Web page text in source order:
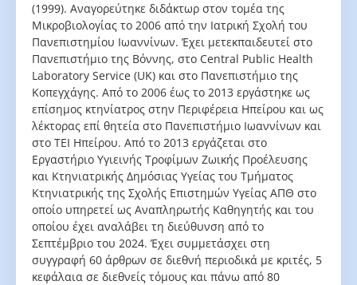
(1999). Αναγορεύτηκε διδάκτωρ στον τομέα της
Μικροβιολογίας το 2006 από την Ιατρική Σχολή του
Πανεπιστημίου Ιωαννίνων. Έχει μετεκπαιδευτεί στο
Πανεπιστήμιο της Βόννης, στο Central Public Health
Laboratory Service (UK) και στο Πανεπιστήμιο της
Κοπεγχάγης. Από το 2006 έως το 2013 εργάστηκε ως
επίσημος κτηνίατρος στην Περιφέρεια Ηπείρου και ως
λέκτορας επί θητεία στο Πανεπιστήμιο Ιωαννίνων και
στο ΤΕΙ Ηπείρου. Από το 2013 εργάζεται στο
Εργαστήριο Υγιεινής Τροφίμων Ζωικής Προέλευσης
και Κτηνιατρικής Δημόσιας Υγείας του Τμήματος
Κτηνιατρικής της Σχολής Επιστημών Υγείας ΑΠΘ στο
οποίο υπηρετεί ως Αναπληρωτής Καθηγητής και του
οποίου έχει αναλάβει τη διεύθυνση από το
Σεπτέμβριο του 2024. Έχει συμμετάσχει στη
συγγραφή 60 άρθρων σε διεθνή περιοδικά με κριτές, 5
κεφάλαια σε διεθνείς τόμους και πάνω από 80